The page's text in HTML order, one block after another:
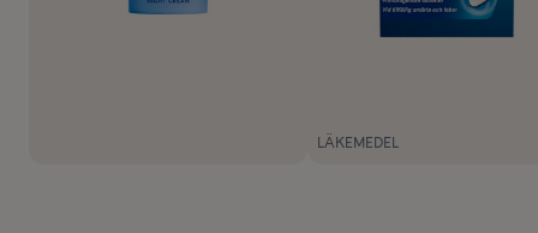
LÄKEMEDEL